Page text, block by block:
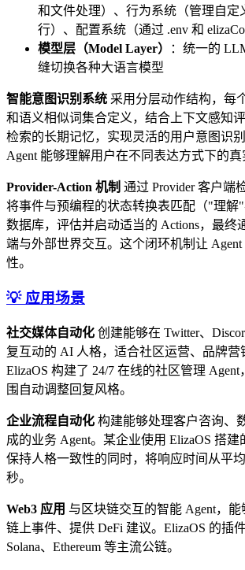
和文件处理）、行为系统（管理自定
行）、配置系统（通过 .env 和
模型层（Model Layer）
：统一的
缝切换各种大语言模型
智能意图识别系统 采用分层动作结构，每
和语义相似词集合定义，结合上下文感知
检索的长期记忆，实现灵活的用户意图识
Agent 能够理解用户在不同表达方式下的真
Provider-Action 机制 通过 Provider 客户端
将事件与预编程的状态转换表匹配（"理解
数据库，评估并启动适当的 Actions，最终
端与外部世界交互。这个闭环机制让
性。
💡 应用场景
社交媒体自动化 创建能够在 Twitter、
复互动的 AI 人格，适合社区运营、品牌营
ElizaOS 构建了 24/7 在线的社区管理
围自动调整回复风格。
企业流程自动化 构建能够处理客户咨询、
成的业务 Agent。某企业使用 ElizaOS 搭建
保持人格一致性的同时，将响应时间从平
秒。
Web3 应用 与区块链交互的智能 Agent，
链上事件、提供 DeFi 建议。ElizaOS 的插
Solana、Ethereum 等主流公链。